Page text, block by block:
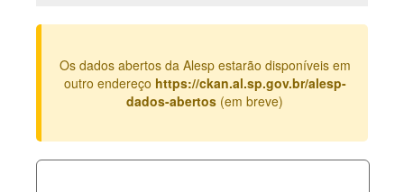
Legislação
Perguntas frequentes
Os dados abertos da Alesp estarão disponíveis em
outro endereço https://ckan.al.sp.gov.br/alesp-
dados-abertos (em breve)